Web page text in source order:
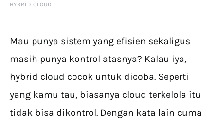
HYBRID CLOUD
Mau punya sistem yang efisien sekaligus
masih punya kontrol atasnya? Kalau iya,
hybrid cloud cocok untuk dicoba. Seperti
yang kamu tau, biasanya cloud terkelola itu
tidak bisa dikontrol. Dengan kata lain cuma